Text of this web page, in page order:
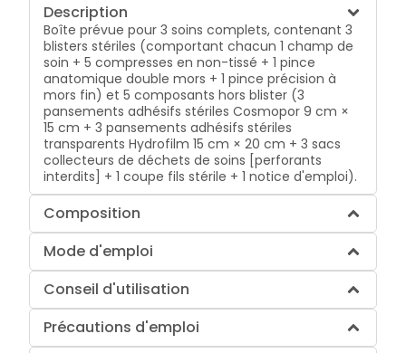
Description
Boîte prévue pour 3 soins complets, contenant 3
blisters stériles (comportant chacun 1 champ de
soin + 5 compresses en non-tissé + 1 pince
anatomique double mors + 1 pince précision à
mors fin) et 5 composants hors blister (3
pansements adhésifs stériles Cosmopor 9 cm ×
15 cm + 3 pansements adhésifs stériles
transparents Hydrofilm 15 cm × 20 cm + 3 sacs
collecteurs de déchets de soins [perforants
interdits] + 1 coupe fils stérile + 1 notice d'emploi).
Composition
Mode d'emploi
Conseil d'utilisation
Précautions d'emploi